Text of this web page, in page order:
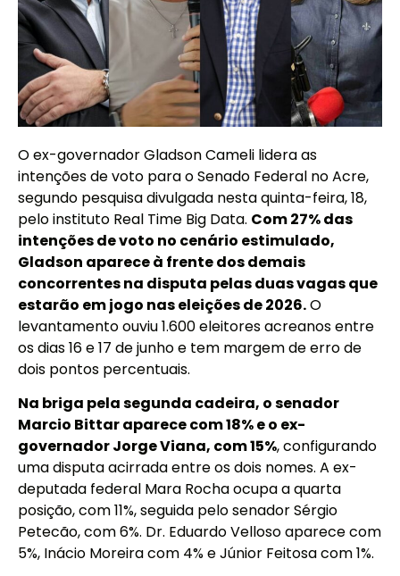
O ex-governador Gladson Cameli lidera as
intenções de voto para o Senado Federal no Acre,
segundo pesquisa divulgada nesta quinta-feira, 18,
pelo instituto Real Time Big Data. Com 27% das
intenções de voto no cenário estimulado,
Gladson aparece à frente dos demais
concorrentes na disputa pelas duas vagas que
estarão em jogo nas eleições de 2026.O
levantamento ouviu 1.600 eleitores acreanos entre
os dias 16 e 17 de junho e tem margem de erro de
dois pontos percentuais.
Na briga pela segunda cadeira, o senador
Marcio Bittar aparece com 18% e o ex-
governador Jorge Viana, com 15%, configurando
uma disputa acirrada entre os dois nomes. A ex-
deputada federal Mara Rocha ocupa a quarta
posição, com 11%, seguida pelo senador Sérgio
Petecão, com 6%. Dr. Eduardo Velloso aparece com
5%, Inácio Moreira com 4% e Júnior Feitosa com 1%.